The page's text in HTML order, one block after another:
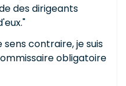
des dirigeants
contraire, je suis
obligatoire